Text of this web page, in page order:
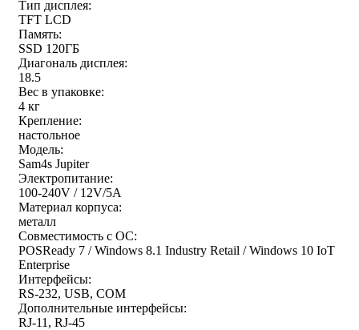
Дисплей на стойке
Количество ячеек для монет
Оперативная память
4 Гб (11)
Поверка
Тип дисплея:
TFT LCD
Память:
SSD 120ГБ
Диагональ дисплея:
18.5
Вес в упаковке:
4 кг
Крепление:
настольное
Модель:
Sam4s Jupiter
Электропитание:
100-240V / 12V/5A
Материал корпуса:
металл
Совместимость с ОС:
POSReady 7 / Windows 8.1 Industry Retail / Windows 10 IoT
Enterprise
Интерфейсы:
RS-232, USB, COM
Дополнительные интерфейсы:
RJ-11, RJ-45